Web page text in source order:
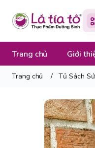
Trang chủ Giới
Trang chủ / Tủ Sách